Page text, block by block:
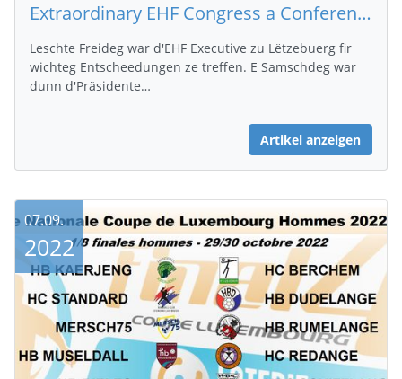
Extraordinary EHF Congress a Conference of Presidents zu Lëtzebuerg
Leschte Freideg war d'EHF Executive zu Lëtzebuerg fir
wichteg Entscheedungen ze treffen. E Samschdeg war
dunn d'Präsidente…
Artikel anzeigen
07.09.
2022